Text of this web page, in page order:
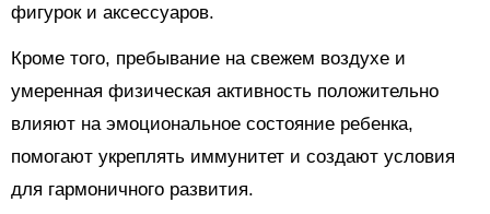
фигурок и аксессуаров.
Кроме того, пребывание на свежем воздухе и
умеренная физическая активность положительно
влияют на эмоциональное состояние ребенка,
помогают укреплять иммунитет и создают условия
для гармоничного развития.